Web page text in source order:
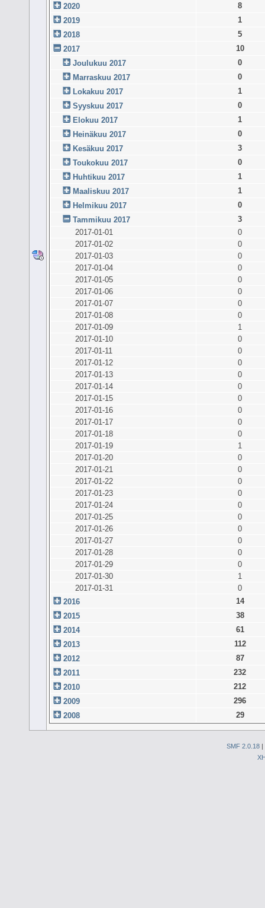
2020
8
2019
1
2018
5
2017
10
Joulukuu 2017
0
Marraskuu 2017
0
Lokakuu 2017
1
Syyskuu 2017
0
Elokuu 2017
1
Heinäkuu 2017
0
Kesäkuu 2017
3
Toukokuu 2017
0
Huhtikuu 2017
1
Maaliskuu 2017
1
Helmikuu 2017
0
Tammikuu 2017
3
2017-01-01
0
2017-01-02
0
2017-01-03
0
2017-01-04
0
2017-01-05
0
2017-01-06
0
2017-01-07
0
2017-01-08
0
2017-01-09
1
2017-01-10
0
2017-01-11
0
2017-01-12
0
2017-01-13
0
2017-01-14
0
2017-01-15
0
2017-01-16
0
2017-01-17
0
2017-01-18
0
2017-01-19
1
2017-01-20
0
2017-01-21
0
2017-01-22
0
2017-01-23
0
2017-01-24
0
2017-01-25
0
2017-01-26
0
2017-01-27
0
2017-01-28
0
2017-01-29
0
2017-01-30
1
2017-01-31
0
2016
14
2015
38
2014
61
2013
112
2012
87
2011
232
2010
212
2009
296
2008
29
SMF 2.0.18 |